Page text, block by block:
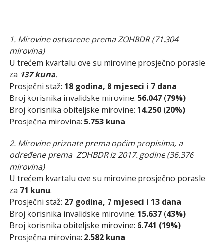
1. Mirovine ostvarene prema ZOHBDR (71.304
mirovina)
U trećem kvartalu ove su mirovine prosječno porasle
za 137 kuna.
Prosječni staž: 18 godina, 8 mjeseci i 7 dana
Broj korisnika invalidske mirovine: 56.047 (79%)
Broj korisnika obiteljske mirovine: 14.250 (20%)
Prosječna mirovina: 5.753 kuna
2. Mirovine priznate prema općim propisima, a
određene prema ZOHBDR iz 2017. godine (36.376
mirovina)
U trećem kvartalu ove su mirovine prosječno porasle
za 71 kunu.
Prosječni staž: 27 godina, 7 mjeseci i 13 dana
Broj korisnika invalidske mirovine: 15.637 (43%)
Broj korisnika obiteljske mirovine: 6.741 (19%)
Prosječna mirovina: 2.582 kuna